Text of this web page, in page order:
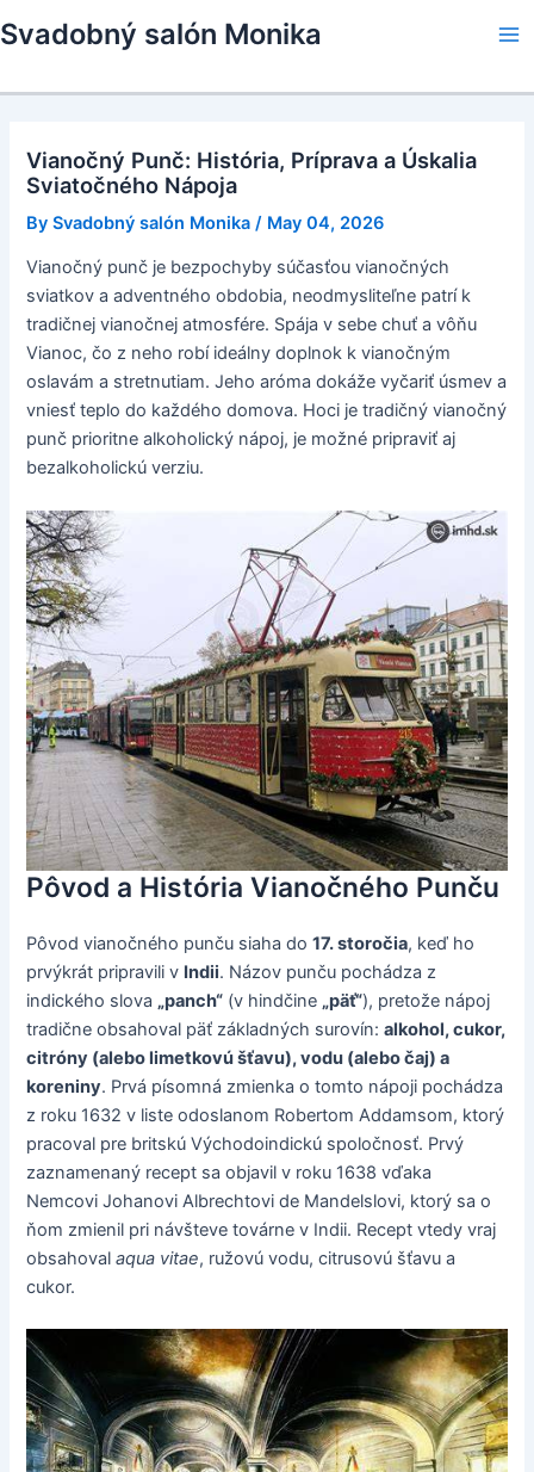
to
Svadobný salón Monika
Vianočný Punč: História, Príprava a Úskalia
Sviatočného Nápoja
BySvadobný salón Monika / May 04, 2026
Vianočný punč je bezpochyby súčasťou vianočných
sviatkov a adventného obdobia, neodmysliteľne patrí k
tradičnej vianočnej atmosfére. Spája v sebe chuť a vôňu
Vianoc, čo z neho robí ideálny doplnok k vianočným
oslavám a stretnutiam. Jeho aróma dokáže vyčariť úsmev a
vniesť teplo do každého domova. Hoci je tradičný vianočný
punč prioritne alkoholický nápoj, je možné pripraviť aj
bezalkoholickú verziu.
Pôvod a História Vianočného Punču
Pôvod vianočného punču siaha do17. storočia, keď ho
prvýkrát pripravili v Indii. Názov punču pochádza z
indického slova „panch“ (v hindčine „päť“), pretože nápoj
tradične obsahoval päť základných surovín:alkohol, cukor,
citróny (alebo limetkovú šťavu), vodu (alebo čaj) a
koreniny. Prvá písomná zmienka o tomto nápoji pochádza
z roku 1632 v liste odoslanom Robertom Addamsom, ktorý
pracoval pre britskú Východoindickú spoločnosť. Prvý
zaznamenaný recept sa objavil v roku 1638 vďaka
Nemcovi Johanovi Albrechtovi de Mandelslovi, ktorý sa o
ňom zmienil pri návšteve továrne v Indii. Recept vtedy vraj
obsahovalaqua vitae, ružovú vodu, citrusovú šťavu a
cukor.